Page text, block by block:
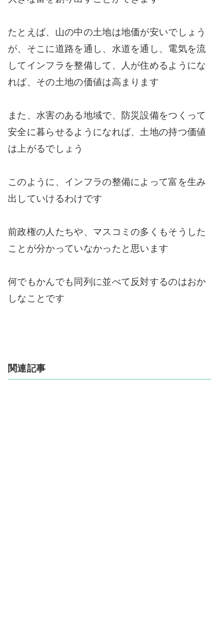
たとえば、山の中の土地は地価が安いでしょう
が、そこに道路を通し、水道を通し、電気を流
してインフラを整備して、人が住めるようにな
れば、その土地の価値は高まります
また、水害のある地域で、防災設備をつくって
安全に暮らせるようになれば、土地の持つ価値
は上がるでしょう
このように、インフラの整備によって富を生み
出していけるわけです
前政権の人たちや、マスコミの多くもそうした
ことが分かっていなかったと思います
何でもかんでも同列に並べて反対するのはおか
しなことです
関連記事